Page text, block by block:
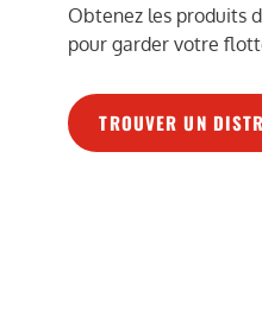
Obtenez les produits
pour garder votre
TROUVER UN